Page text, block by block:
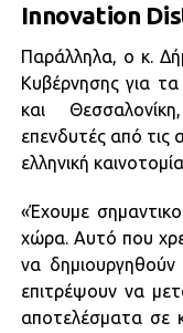
Innovation
Παράλληλα, ο κ.
Κυβέρνησης για
και
επενδυτές από τις
ελληνική
«Έχουμε
χώρα. Αυτό που
να
επιτρέψουν να
αποτελέσματα σε